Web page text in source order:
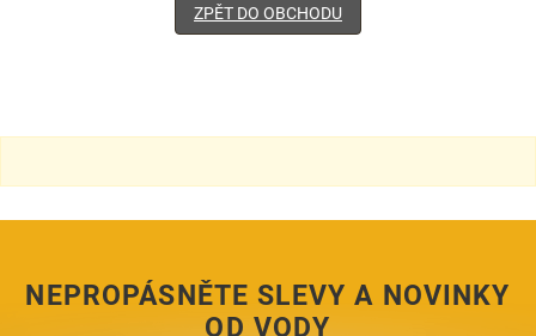
ZPĚT DO OBCHODU
NEPROPÁSNĚTE SLEVY A NOVINKY
OD VODY